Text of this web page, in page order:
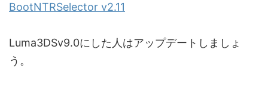
BootNTRSelector v2.11
Luma3DSv9.0にした人はアップデートしましょ
う。